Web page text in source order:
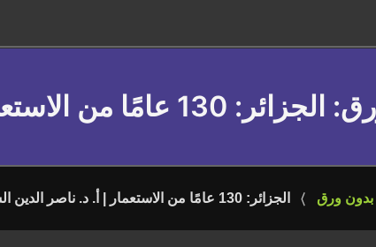
: الجزائر: 130 عامًا من الاستعمار | أ. د. ناصر الدين السعيدوني
ورق الجزائر: 130 عامًا من الاستعمار | أ. د. ناصر الدين السعيدوني